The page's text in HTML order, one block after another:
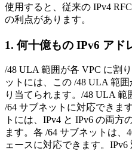
使用すると、従来の IPv4
の利点があります。
1. 何十億もの IPv6 アド
/48 ULA 範囲が各 VPC に割
ットには、この /48 ULA 範
り当てられます。/48 ULA 範
/64 サブネットに対応できま
トには、IPv4 と IPv6 の両
ます。各 /64 サブネットは
ェースに対応できます。